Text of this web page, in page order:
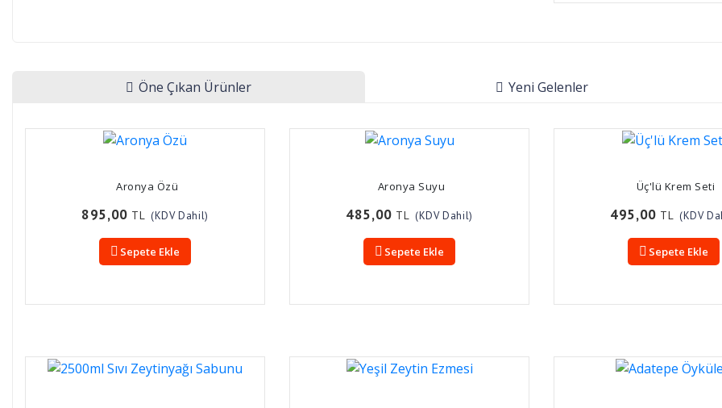
Öne Çıkan Ürünler Yeni Gelenler
Aronya Özü
895,00 TL (KDV Dahil)
Sepete Ekle
Aronya Suyu
485,00 TL (KDV Dahil)
Sepete Ekle
Üç'lü Krem Seti
495,00 TL (KDV
Sepete Ekle